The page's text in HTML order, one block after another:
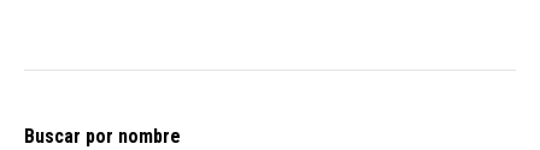
options
Buscar por nombre